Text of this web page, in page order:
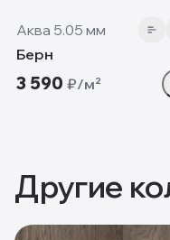
Аква 5.05 мм
Берн
3 590 ₽/м²
Другие